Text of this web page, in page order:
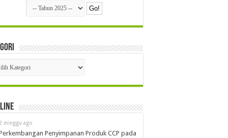
minggu ago
Penyimpanan Produk CCP pada